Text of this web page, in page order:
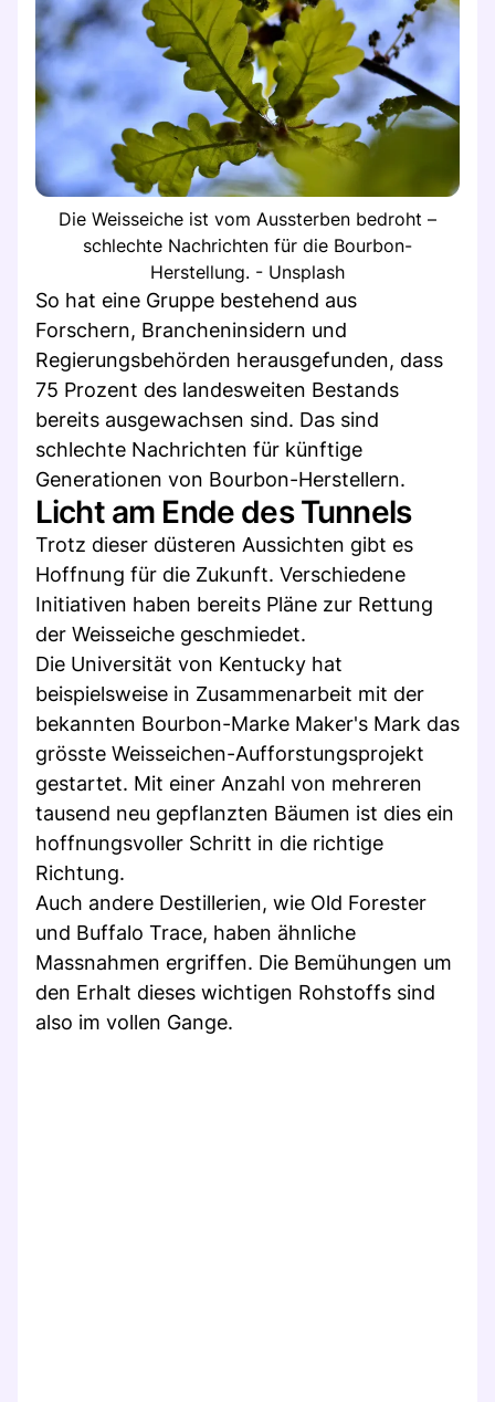
Die Weisseiche ist vom Aussterben bedroht –
schlechte Nachrichten für die Bourbon-
Herstellung. - Unsplash
So hat eine Gruppe bestehend aus
Forschern, Brancheninsidern und
Regierungsbehörden herausgefunden, dass
75 Prozent des landesweiten Bestands
bereits ausgewachsen sind. Das sind
schlechte Nachrichten für künftige
Generationen von Bourbon-Herstellern.
Licht am Ende des Tunnels
Trotz dieser düsteren Aussichten gibt es
Hoffnung für die Zukunft. Verschiedene
Initiativen haben bereits Pläne zur Rettung
der Weisseiche geschmiedet.
Die Universität von Kentucky hat
beispielsweise in Zusammenarbeit mit der
bekannten Bourbon-Marke Maker's Mark das
grösste Weisseichen-Aufforstungsprojekt
gestartet. Mit einer Anzahl von mehreren
tausend neu gepflanzten Bäumen ist dies ein
hoffnungsvoller Schritt in die richtige
Richtung.
Auch andere Destillerien, wie Old Forester
und Buffalo Trace, haben ähnliche
Massnahmen ergriffen. Die Bemühungen um
den Erhalt dieses wichtigen Rohstoffs sind
also im vollen Gange.